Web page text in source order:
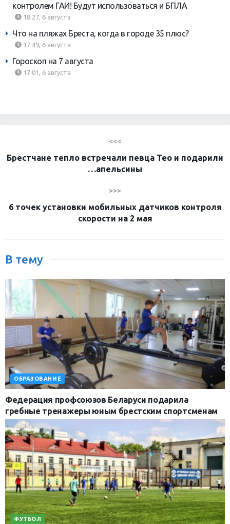
контролем ГАИ! Будут использоваться и БПЛА
18:27, 6 августа
Что на пляжах Бреста, когда в городе 35 плюс?
17:49, 6 августа
Гороскоп на 7 августа
17:01, 6 августа
<<<
Брестчане тепло встречали певца Тео и подарили
…апельсины
>>>
6 точек установки мобильных датчиков контроля
скорости на 2 мая
В тему
ОБРАЗОВАНИЕ
Федерация профсоюзов Беларуси подарила
гребные тренажеры юным брестским спортсменам
ФУТБОЛ